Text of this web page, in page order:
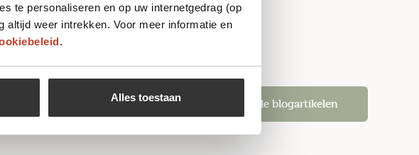
te personaliseren en op uw internetgedrag (op
altijd weer intrekken. Voor meer informatie en
.
Alles toestaan Alle blogartikelen